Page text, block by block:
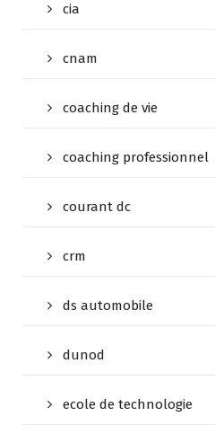
cia
cnam
coaching de vie
coaching professionnel
courant dc
crm
ds automobile
dunod
ecole de technologie